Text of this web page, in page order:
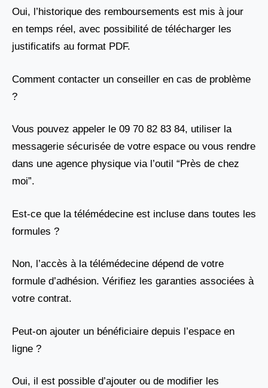
Oui, l’historique des remboursements est mis à jour
en temps réel, avec possibilité de télécharger les
justificatifs au format PDF.
Comment contacter un conseiller en cas de problème
?
Vous pouvez appeler le 09 70 82 83 84, utiliser la
messagerie sécurisée de votre espace ou vous rendre
dans une agence physique via l’outil “Près de chez
moi”.
Est-ce que la télémédecine est incluse dans toutes les
formules ?
Non, l’accès à la télémédecine dépend de votre
formule d’adhésion. Vérifiez les garanties associées à
votre contrat.
Peut-on ajouter un bénéficiaire depuis l’espace en
ligne ?
Oui, il est possible d’ajouter ou de modifier les